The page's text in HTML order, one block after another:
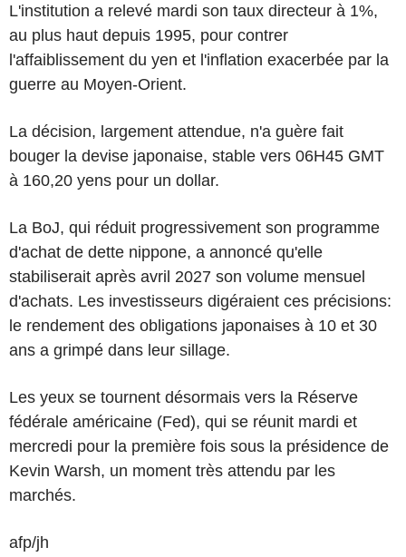
L'institution a relevé mardi son taux directeur à 1%,
au plus haut depuis 1995, pour contrer
l'affaiblissement du yen et l'inflation exacerbée par la
guerre au Moyen-Orient.
La décision, largement attendue, n'a guère fait
bouger la devise japonaise, stable vers 06H45 GMT
à 160,20 yens pour un dollar.
La BoJ, qui réduit progressivement son programme
d'achat de dette nippone, a annoncé qu'elle
stabiliserait après avril 2027 son volume mensuel
d'achats. Les investisseurs digéraient ces précisions:
le rendement des obligations japonaises à 10 et 30
ans a grimpé dans leur sillage.
Les yeux se tournent désormais vers la Réserve
fédérale américaine (Fed), qui se réunit mardi et
mercredi pour la première fois sous la présidence de
Kevin Warsh, un moment très attendu par les
marchés.
afp/jh